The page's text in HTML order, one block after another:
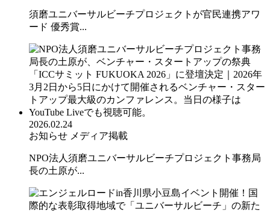
須磨ユニバーサルビーチプロジェクトが官民連携アワ
ード 優秀賞...
2026.02.24
お知らせ メディア掲載
NPO法人須磨ユニバーサルビーチプロジェクト事務局
長の土原が...